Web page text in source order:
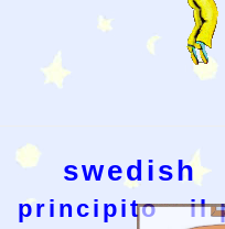
swedish
principito
il